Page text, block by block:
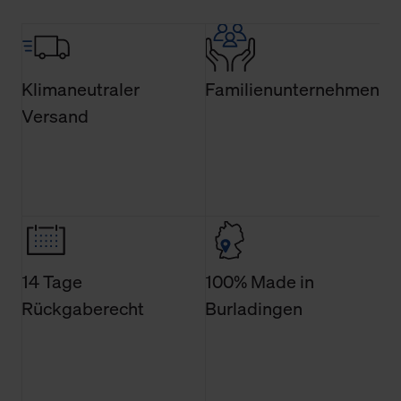
Informationen über die jeweiligen Cookies und ihren
Verwendungszweck. Bei „Über Cookies“ können Sie
allgemeine Informationen über Cookies einsehen. Über
jederzeit Ihre Einwilligungserklärung anpassen. Ihre
bisherigen Einstellungen und die damit verbundene
Verwendung der Cookies sowie die bis zum Zeitpunkt der
Änderung gesammelten Daten.
Weitere Informationen über Cookies und Web-
Klimaneutraler
Versand
Familienunternehmen
14 Tage
Rückgaberecht
100% Made in
Burladingen